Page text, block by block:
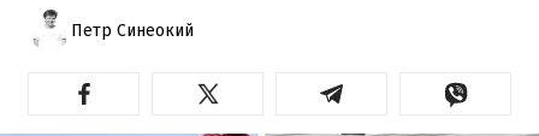
Петр Синеокий